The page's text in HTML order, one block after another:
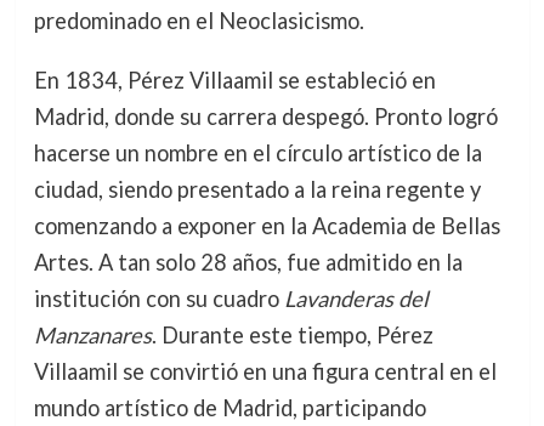
predominado en el Neoclasicismo.
En 1834, Pérez Villaamil se estableció en
Madrid, donde su carrera despegó. Pronto logró
hacerse un nombre en el círculo artístico de la
ciudad, siendo presentado a la reina regente y
comenzando a exponer en la Academia de Bellas
Artes. A tan solo 28 años, fue admitido en la
institución con su cuadro Lavanderas del
Manzanares. Durante este tiempo, Pérez
Villaamil se convirtió en una figura central en el
mundo artístico de Madrid, participando